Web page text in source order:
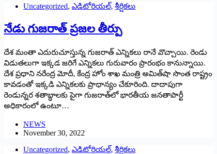
Uncategorized, ఎడిటోరియల్, శీర్షికలు
నేడు గుజరాత్‌ ‌ప్రజల తీర్పు
దేశ మంతా ఎదురుచూస్తున్న గుజరాత్‌ ఎన్నికలు రానే వొచ్చాయి. రెండు
విడుతలుగా ఇక్కడ జరిగే ఎన్నికలు గురువారం ప్రారంభం కానున్నాయి.
దేశ ప్రధాని నరేంద్ర మోదీ, కేంద్ర హోం శాఖ మంత్రి అమిత్‌షా సొంత రాష్ట్రం
కావడంతో ఇక్కడి ఎన్నికలకు ప్రాధాన్యం చేకూరింది. దాదాపుగా
రెండున్నర శతాబ్ధాలకు పైగా గుజరాత్‌లో భారతీయ జనతాపార్టీ
అధికారంలో ఉంటూ…
NEWS
November 30, 2022
Uncategorized, ఎడిటోరియల్, శీర్షికలు